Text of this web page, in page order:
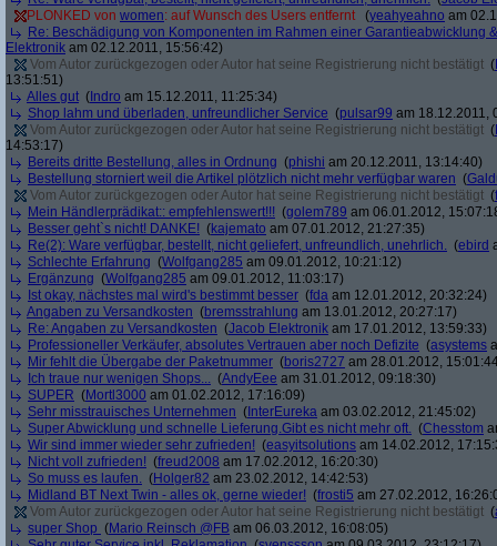
PLONKED von women: auf Wunsch des Users entfernt (yeahyeahno am
Re: Beschädigung von Komponenten im Rahmen einer Garantieabwicklung
Elektronik am 02.12.2011, 15:56:42)
Vom Autor zurückgezogen oder Autor hat seine Registrierung nicht bestätigt (
13:51:51)
Alles gut ( Indro am 15.12.2011, 11:25:34)
Shop lahm und überladen, unfreundlicher Service (pulsar99 am 18.12.2011,
Vom Autor zurückgezogen oder Autor hat seine Registrierung nicht bestätigt (
14:53:17)
Bereits dritte Bestellung, alles in Ordnung (phishi am 20.12.2011, 13:14:40)
Bestellung storniert weil die Artikel plötzlich nicht mehr verfügbar waren (
Vom Autor zurückgezogen oder Autor hat seine Registrierung nicht bestätigt (
Mein Händlerprädikat:: empfehlenswert!!! (golem789 am 06.01.2012,
Besser geht`s nicht! DANKE! (kajemato am 07.01.2012, 21:27:35)
Re(2): Ware verfügbar, bestellt, nicht geliefert, unfreundlich, unehrlich. (ebird
Schlechte Erfahrung (Wolfgang285 am 09.01.2012, 10:21:12)
Ergänzung (Wolfgang285 am 09.01.2012, 11:03:17)
Ist okay, nächstes mal wird's bestimmt besser (fda am 12.01.2012, 20:32:24)
Angaben zu Versandkosten (bremsstrahlung am 13.01.2012, 20:27:17)
Re: Angaben zu Versandkosten (Jacob Elektronik am 17.01.2012, 13:59:33)
Professioneller Verkäufer, absolutes Vertrauen aber noch Defizite (asystems
Mir fehlt die Übergabe der Paketnummer (boris2727 am 28.01.2012,
Ich traue nur wenigen Shops... (AndyEee am 31.01.2012, 09:18:30)
SUPER (Mortl3000 am 01.02.2012, 17:16:09)
Sehr misstrauisches Unternehmen ( InterEureka am 03.02.2012, 21:45:02)
Super Abwicklung und schnelle Lieferung.Gibt es nicht mehr oft. (Chesstom
Wir sind immer wieder sehr zufrieden! (easyitsolutions am 14.02.2012,
Nicht voll zufrieden! (freud2008 am 17.02.2012, 16:20:30)
So muss es laufen. (Holger82 am 23.02.2012, 14:42:53)
Midland BT Next Twin - alles ok, gerne wieder! (frosti5 am 27.02.2012,
Vom Autor zurückgezogen oder Autor hat seine Registrierung nicht bestätigt (
super Shop (Mario Reinsch @FB am 06.03.2012, 16:08:05)